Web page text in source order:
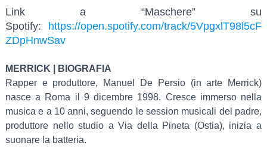
Link a “Maschere” su
Spotify: https://open.spotify.com/track/5VpgxlT98l5cF
ZDpHnwSav
MERRICK | BIOGRAFIA
Rapper e produttore, Manuel De Persio (in arte Merrick)
nasce a Roma il 9 dicembre 1998. Cresce immerso nella
musica e a 10 anni, seguendo le session musicali del padre,
produttore nello studio a Via della Pineta (Ostia), inizia a
suonare la batteria.